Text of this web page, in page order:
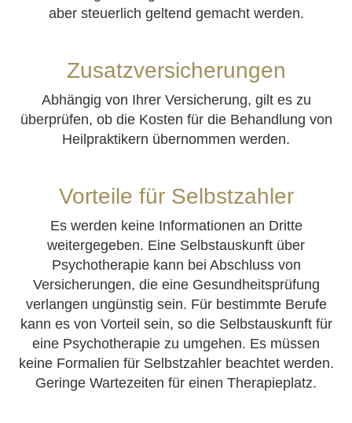
aber steuerlich geltend gemacht werden.
Zusatzversicherungen
Abhängig von Ihrer Versicherung, gilt es zu
überprüfen, ob die Kosten für die Behandlung von
Heilpraktikern übernommen werden.
Vorteile für Selbstzahler
Es werden keine Informationen an Dritte
weitergegeben. Eine Selbstauskunft über
Psychotherapie kann bei Abschluss von
Versicherungen, die eine Gesundheitsprüfung
verlangen ungünstig sein. Für bestimmte Berufe
kann es von Vorteil sein, so die Selbstauskunft für
eine Psychotherapie zu umgehen. Es müssen
keine Formalien für Selbstzahler beachtet werden.
Geringe Wartezeiten für einen Therapieplatz.